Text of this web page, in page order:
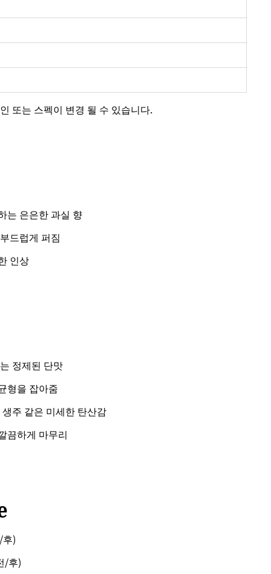
또는 스펙이 변경 될 수 있습니다.
는 은은한 과실 향
드럽게 퍼짐
인상
정제된 단맛
형을 잡아줌
주 같은 미세한 탄산감
끔하게 마무리
)
/후)